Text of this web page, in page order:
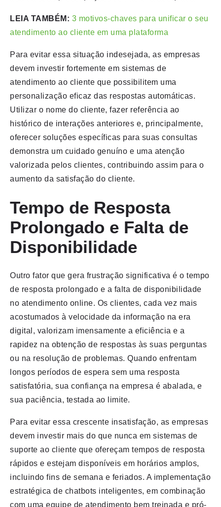
LEIA TAMBÉM: 3 motivos-chaves para unificar o seu
atendimento ao cliente em uma plataforma
Para evitar essa situação indesejada, as empresas
devem investir fortemente em sistemas de
atendimento ao cliente que possibilitem uma
personalização eficaz das respostas automáticas.
Utilizar o nome do cliente, fazer referência ao
histórico de interações anteriores e, principalmente,
oferecer soluções específicas para suas consultas
demonstra um cuidado genuíno e uma atenção
valorizada pelos clientes, contribuindo assim para o
aumento da satisfação do cliente.
Tempo de Resposta
Prolongado e Falta de
Disponibilidade
Outro fator que gera frustração significativa é o tempo
de resposta prolongado e a falta de disponibilidade
no atendimento online. Os clientes, cada vez mais
acostumados à velocidade da informação na era
digital, valorizam imensamente a eficiência e a
rapidez na obtenção de respostas às suas perguntas
ou na resolução de problemas. Quando enfrentam
longos períodos de espera sem uma resposta
satisfatória, sua confiança na empresa é abalada, e
sua paciência, testada ao limite.
Para evitar essa crescente insatisfação, as empresas
devem investir mais do que nunca em sistemas de
suporte ao cliente que ofereçam tempos de resposta
rápidos e estejam disponíveis em horários amplos,
incluindo fins de semana e feriados. A implementação
estratégica de chatbots inteligentes, em combinação
com uma equipe de atendimento bem treinada e pró-